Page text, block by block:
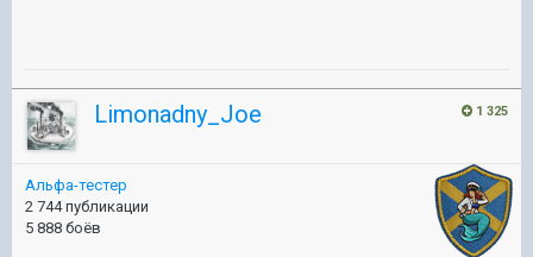
1 325
Limonadny_Joe
Альфа-тестер
2 744 публикации
5 888 боёв